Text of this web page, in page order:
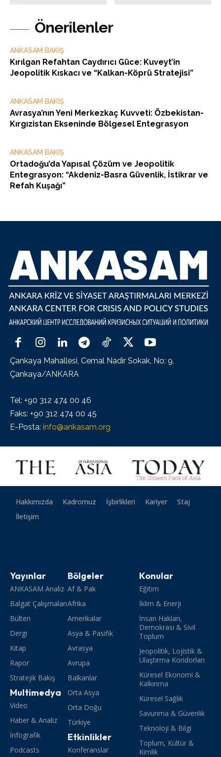
Önerilenler
ANKASAM BAKIŞ
Kırılgan Refahtan Caydırıcı Güce: Kuveyt’in
Jeopolitik Kıskacı ve “Kalkan-Köprü Stratejisi”
ANKASAM BAKIŞ
Avrasya’nın Yeni Merkezkaç Kuvveti: Özbekistan-
Kırgızistan Ekseninde Bölgesel Entegrasyon
ANKASAM BAKIŞ
Ortadoğu’da Yapısal Çözüm ve Jeopolitik
Entegrasyon: “Akdeniz-Basra Güvenlik, İstikrar ve
Refah Kuşağı”
Çankaya Mahallesi, Cemal Nadir Sokak, No: 9,
Çankaya/ANKARA
Tel: +90 312 474 00 46
Faks: +90 312 474 00 45
E-Posta: info@ankasam.org
Hakkımızda Kadromuz İşbirlikleri Kariyer
Staj
İletişim
Yayınlar
ANKASAM Analiz
Balgat Çalışmaları
Bülten
Dergi
Kitap
Rapor
Stratejik Bakış
Multimedya
Video
Haber & Analiz
İnfografik
Podcasts
Bölgeler
Af & Pak
Afrika
Amerikalar
Asya & Pasifik
Avrasya
Avrupa
Balkanlar
Orta Asya
Orta Doğu
Türkiye
Etkinlikler
Konferanslar
Konular
Eğitim
İklim & Enerji
İnsan Hakları,
Demokrasi & Sivil
Toplum
Jeopolitik, Lojistik &
Ulaştırma Koridorları
Küresel Ekonomi &
Kalkınma
Küresel Sağlık
Savunma & Güvenlik
Teknoloji & Bilgi
Toplum, Kültür &
Kimlik